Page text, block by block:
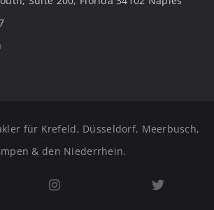
für Krefeld, Düsseldorf, Meerbusch,
& den Niederrhein.